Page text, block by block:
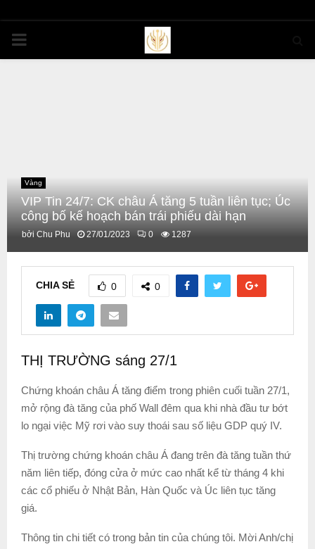
PRIMARY
Vàng
VIP Tin 24/7: CK châu Á tăng 5 tuần liên tục; Úc
công bố kế hoạch bán trái phiếu dài hạn
bởi Chu Phu 27/01/2023 0 1287
CHIA SẺ 0 0
THỊ TRƯỜNG sáng 27/1
Chứng khoán châu Á tăng điểm trong phiên cuối tuần 27/1,
mở rộng đà tăng của phố Wall đêm qua khi nhà đầu tư bớt
lo ngại việc Mỹ rơi vào suy thoái sau số liệu GDP quý IV.
Thị trường chứng khoán châu Á đang trên đà tăng tuần thứ
năm liên tiếp, đóng cửa ở mức cao nhất kể từ tháng 4 khi
các cổ phiếu ở Nhật Bản, Hàn Quốc và Úc liên tục tăng
giá.
Thông tin chi tiết có trong bản tin của chúng tôi. Mời Anh/chị